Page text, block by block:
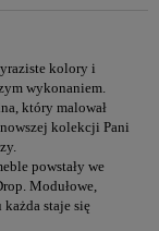
kolory i
wykonaniem.
który malował
kolekcji Pani
powstały we
Modułowe,
staje się